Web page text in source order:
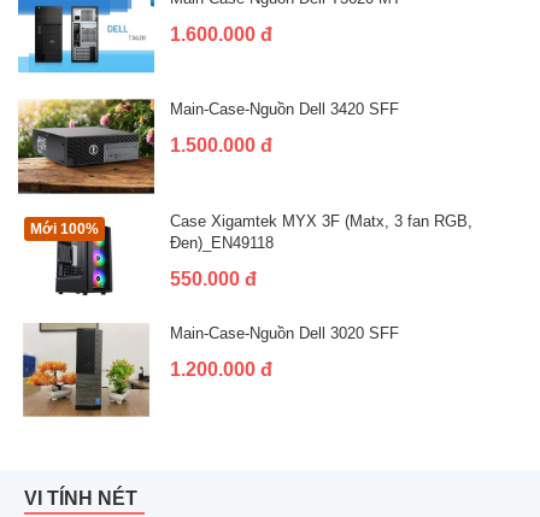
1.600.000 đ
Main-Case-Nguồn Dell 3420 SFF
1.500.000 đ
Mới 100%
Case Xigamtek MYX 3F (Matx, 3 fan RGB,
Đen)_EN49118
550.000 đ
Main-Case-Nguồn Dell 3020 SFF
1.200.000 đ
VI TÍNH NÉT